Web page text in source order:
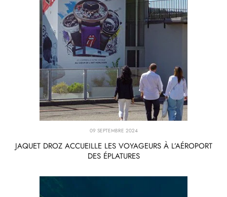
09 SEPTEMBRE 2024
JAQUET DROZ ACCUEILLE LES VOYAGEURS À L’AÉROPORT
DES ÉPLATURES